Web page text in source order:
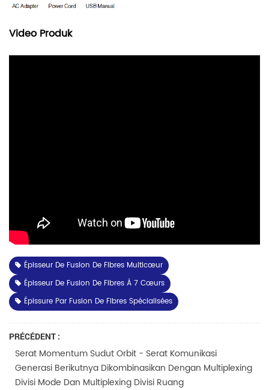
Video Produk
Épisseur De Fusion De Fibres Multicœur
Épisseur De Fusion De Fibres À 7 Cœurs
Épissure Par Fusion De Fibres Spécialisées
PRÉCÉDENT :
Serat Momentum Sudut Orbit - Serat Komunikasi
Generasi Berikutnya Dikombinasikan Dengan Multiplexing
Divisi Mode Dan Multiplexing Divisi Ruang